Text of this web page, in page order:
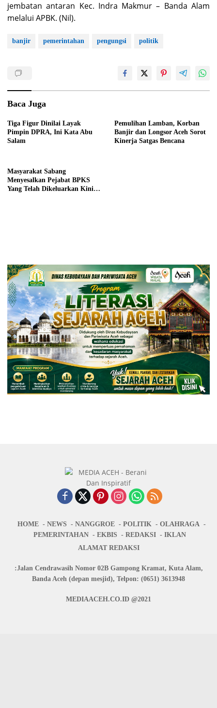
jembatan antaran Kec. Indra Makmur – Banda Alam
melalui APBK. (Nil).
banjir pemerintahan pengungsi politik
Baca Juga
Tiga Figur Dinilai Layak
Pimpin DPRA, Ini Kata Abu
Salam
Pemulihan Lamban, Korban
Banjir dan Longsor Aceh Sorot
Kinerja Satgas Bencana
Masyarakat Sabang
Menyesalkan Pejabat BPKS
Yang Telah Dikeluarkan Kini
HOME NEWS NANGGROE POLITIK
OLAHRAGA
PEMERINTAHAN
EKBIS REDAKSI
IKLAN
ALAMAT REDAKSI
:Jalan Cendrawasih Nomor 02B Gampong Kramat, Kuta Alam,
Banda Aceh (depan mesjid), Telpon: (0651) 3613948
MEDIAACEH.CO.ID @2021